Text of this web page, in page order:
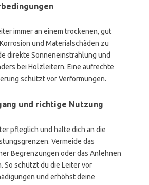
immer an einem trockenen, gut
und Materialschäden zu
direkte Sonneneinstrahlung und
bei Holzleitern. Eine aufrechte
schützt vor Verformungen.
und richtige Nutzung
pfleglich und halte dich an die
Vermeide das
Begrenzungen oder das Anlehnen
So schützt du die Leiter vor
und erhöhst deine